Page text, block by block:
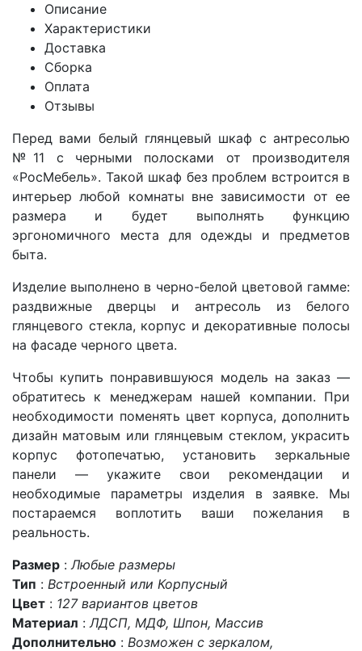
Описание
Характеристики
Доставка
Сборка
Оплата
Отзывы
Перед вами белый глянцевый шкаф с антресолью
№11 с черными полосками от производителя
«РосМебель». Такой шкаф без проблем встроится в
интерьер любой комнаты вне зависимости от ее
размера и будет выполнять функцию
эргономичного места для одежды и предметов
быта.
Изделие выполнено в черно-белой цветовой гамме:
раздвижные дверцы и антресоль из белого
глянцевого стекла, корпус и декоративные полосы
на фасаде черного цвета.
Чтобы купить понравившуюся модель на заказ —
обратитесь к менеджерам нашей компании. При
необходимости поменять цвет корпуса, дополнить
дизайн матовым или глянцевым стеклом, украсить
корпус фотопечатью, установить зеркальные
панели — укажите свои рекомендации и
необходимые параметры изделия в заявке. Мы
постараемся воплотить ваши пожелания в
реальность.
Размер :Любые размеры
Тип : Встроенный или Корпусный
Цвет : 127 вариантов цветов
Материал :ЛДСП, МДФ, Шпон, Массив
Дополнительно : Возможен с зеркалом,